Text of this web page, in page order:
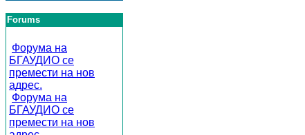
Forums
Форума на
БГАУДИО се
премести на нов
адрес.
Форума на
БГАУДИО се
премести на нов